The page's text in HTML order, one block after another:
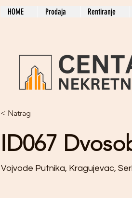
HOME Prodaja Rentiranje
< Natrag
ID067
Vojvode Putnika, Kragujevac,